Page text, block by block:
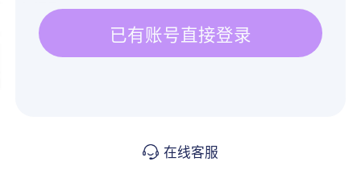
已有账号直接登录
在线客服